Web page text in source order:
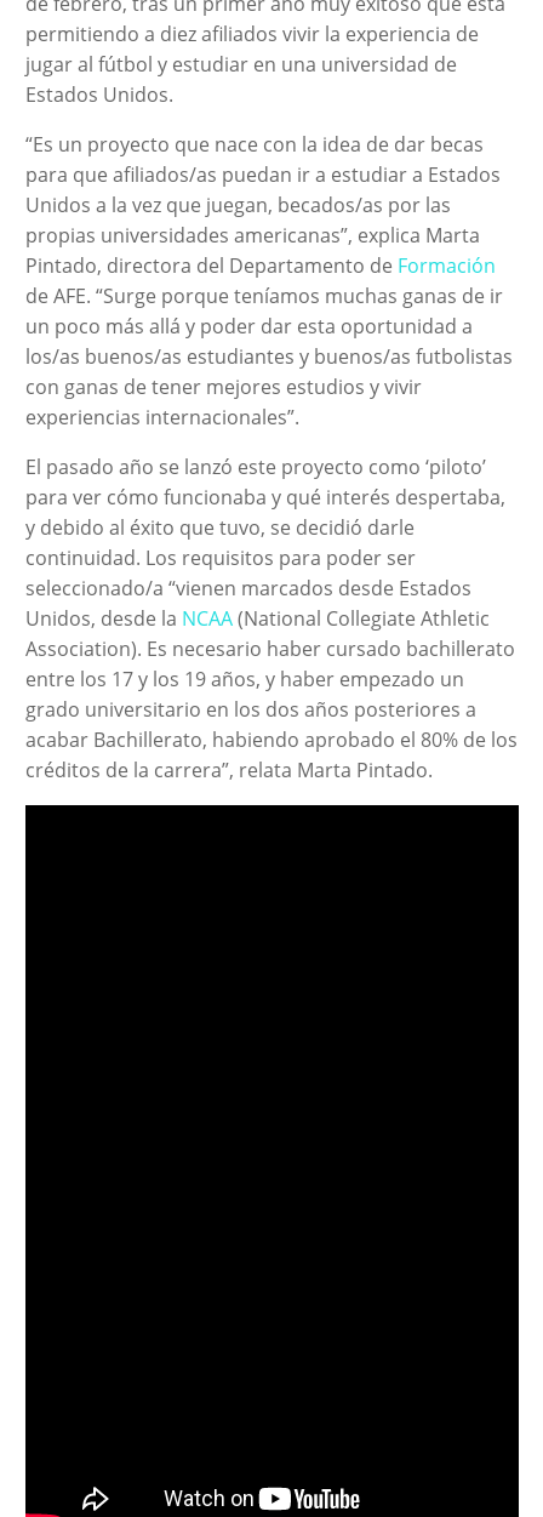
permitiendo a diez afiliados vivir la experiencia de
jugar al fútbol y estudiar en una universidad de
Estados Unidos.
“Es un proyecto que nace con la idea de dar becas
para que afiliados/as puedan ir a estudiar a Estados
Unidos a la vez que juegan, becados/as por las
propias universidades americanas”, explica Marta
Pintado, directora del Departamento de Formación
de AFE. “Surge porque teníamos muchas ganas de ir
un poco más allá y poder dar esta oportunidad a
los/as buenos/as estudiantes y buenos/as futbolistas
con ganas de tener mejores estudios y vivir
experiencias internacionales”.
El pasado año se lanzó este proyecto como ‘piloto’
para ver cómo funcionaba y qué interés despertaba,
y debido al éxito que tuvo, se decidió darle
continuidad. Los requisitos para poder ser
seleccionado/a “vienen marcados desde Estados
Unidos, desde la NCAA(National Collegiate Athletic
Association). Es necesario haber cursado bachillerato
entre los 17 y los 19 años, y haber empezado un
grado universitario en los dos años posteriores a
acabar Bachillerato, habiendo aprobado el 80% de los
créditos de la carrera”, relata Marta Pintado.